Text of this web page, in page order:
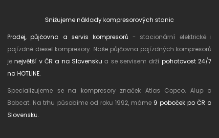
Snižujeme náklady kompresorových stanic
Prodej, půjčovna a servis kompresorů - stacionární elektrické i
pojízdné diesel kompresory. Naše půjčovna pojízdných kompresorů
jenejvětší v ČR a na Slovensku a se servisem drží pohotovost 24/7
na HOTLINE.
Specializujeme se na kompresory značek Atlas Copco, Alup a
Bobcat. Na trhu působíme od roku 1992, máme 9 poboček po ČR a
Slovensku.